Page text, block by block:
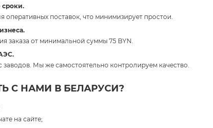
сроки.
оперативных поставок, что минимизирует простои.
заказа от минимальной суммы 75 BYN.
Мы же самостоятельно контролируем качество.
С НАМИ В БЕЛАРУСИ?
на сайте;